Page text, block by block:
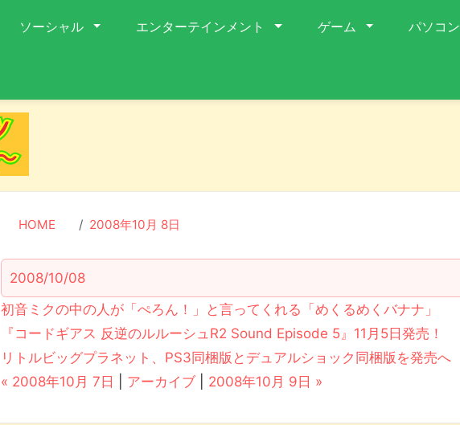
ソーシャル エンターテインメント ゲーム パソコン
HOME 2008年10月 8日
2008/10/08
初音ミクの中の人が「ぺろん！」と言ってくれる「めくるめくバナナ」
『コードギアス 反逆のルルーシュR2 Sound Episode 5』11月5日発売！
リトルビッグプラネット、PS3同梱版とデュアルショック同梱版を発売へ
« 2008年10月 7日
アーカイブ 2008年10月 9日 »